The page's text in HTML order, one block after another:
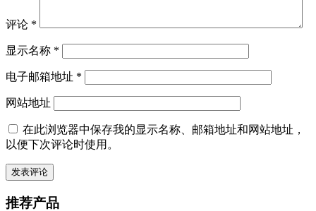
评论 *
显示名称 *
电子邮箱地址 *
网站地址
在此浏览器中保存我的显示名称、邮箱地址和网站地址，
以便下次评论时使用。
推荐产品